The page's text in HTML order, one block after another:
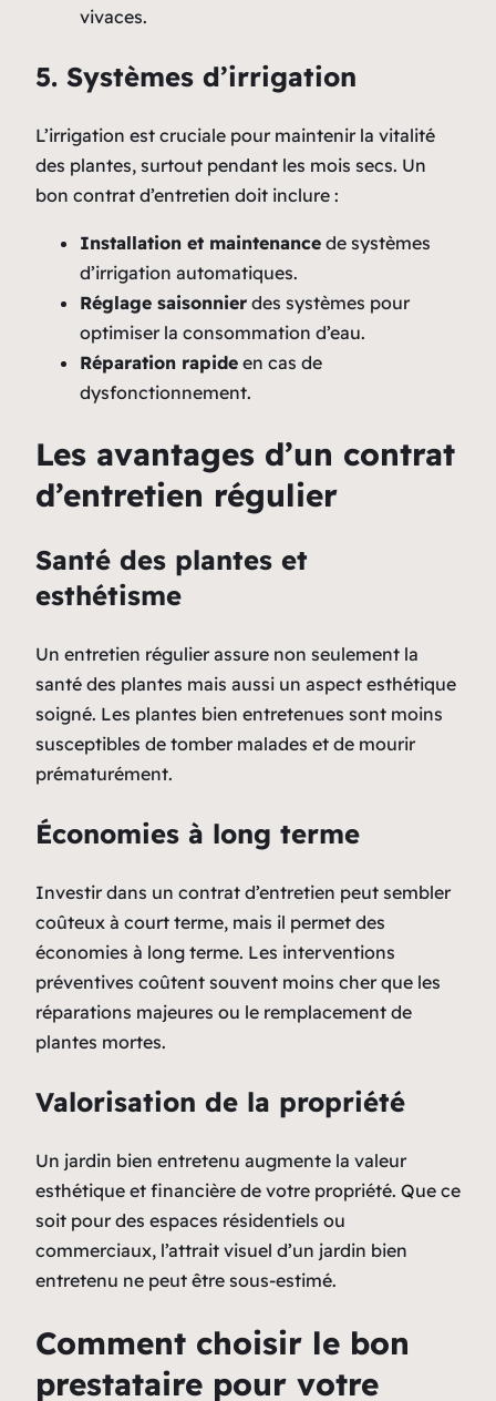
vivaces.
5. Systèmes d’irrigation
L’irrigation est cruciale pour maintenir la vitalité
des plantes, surtout pendant les mois secs. Un
bon contrat d’entretien doit inclure :
Installation et maintenance de systèmes
d’irrigation automatiques.
Réglage saisonnier des systèmes pour
optimiser la consommation d’eau.
Réparation rapide en cas de
dysfonctionnement.
Les avantages d’un contrat
d’entretien régulier
Santé des plantes et
esthétisme
Un entretien régulier assure non seulement la
santé des plantes mais aussi un aspect esthétique
soigné. Les plantes bien entretenues sont moins
susceptibles de tomber malades et de mourir
prématurément.
Économies à long terme
Investir dans un contrat d’entretien peut sembler
coûteux à court terme, mais il permet des
économies à long terme. Les interventions
préventives coûtent souvent moins cher que les
réparations majeures ou le remplacement de
plantes mortes.
Valorisation de la propriété
Un jardin bien entretenu augmente la valeur
esthétique et financière de votre propriété. Que ce
soit pour des espaces résidentiels ou
commerciaux, l’attrait visuel d’un jardin bien
entretenu ne peut être sous-estimé.
Comment choisir le bon
prestataire pour votre